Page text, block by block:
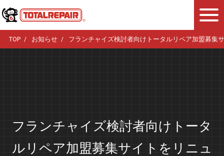
TOP お知らせ フランチャイズ検討者向けトータルリペア加盟募集
フランチャイズ検討者向けトータ
ルリペア加盟募集サイトをリニュ